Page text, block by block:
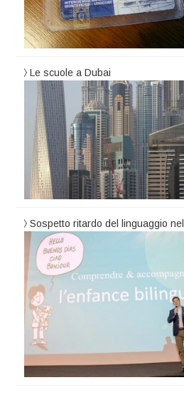
Le scuole a Dubai
Sospetto ritardo del linguaggio